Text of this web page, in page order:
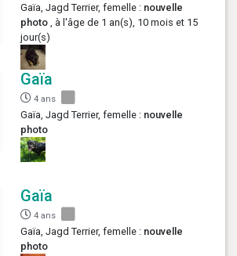
Gaïa, Jagd Terrier, femelle : nouvelle
photo , à l'âge de 1 an(s), 10 mois et 15
jour(s)
Gaïa
4 ans
Gaïa, Jagd Terrier, femelle : nouvelle
photo
Gaïa
4 ans
Gaïa, Jagd Terrier, femelle : nouvelle
photo